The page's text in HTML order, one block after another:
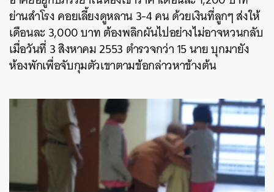
ย่านสำโรง คอยเลี้ยงดูหลาน 3-4 คน ด้วยเงินที่ลูกๆ ส่งให้
เดือนละ 3,000 บาท ต้องพลิกผันไปอย่างไม่อาจหวนกลับ
เมื่อวันที่ 3 สิงหาคม 2553 ตำรวจกว่า 15 นาย บุกมายัง
ห้องพักเพื่อจับกุมตัวเขาตามข้อกล่าวหาข้างต้น